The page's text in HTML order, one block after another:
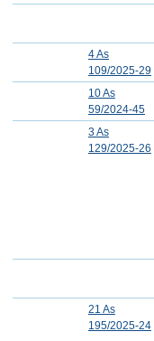
4 As
109/2025-29
10 As
59/2024-45
3 As
129/2025-26
21 As
195/2025-24